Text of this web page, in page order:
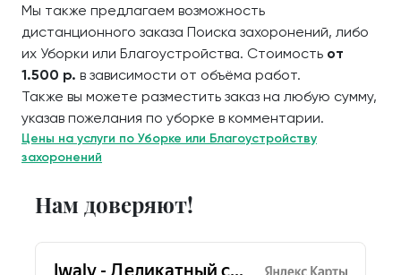
Мы также предлагаем возможность
дистанционного заказа Поиска захоронений, либо
их Уборки или Благоустройства. Стоимость от
1.500 р. в зависимости от объёма работ.
Также вы можете разместить заказ на любую сумму,
указав пожелания по уборке в комментарии.
Цены на услуги по Уборке или Благоустройству
захоронений
Нам доверяют!